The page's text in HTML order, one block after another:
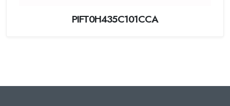
PIFT0H435C101CCA